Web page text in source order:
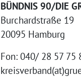
BÜNDNIS 90/DIE
Burchardstraße 19
20095 Hamburg
Fon: 040/ 28 57 75